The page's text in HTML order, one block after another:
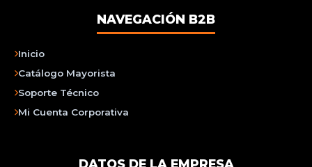
NAVEGACIÓN B2B
Inicio
Catálogo Mayorista
Soporte Técnico
Mi Cuenta Corporativa
DATOS DE LA EMPRESA